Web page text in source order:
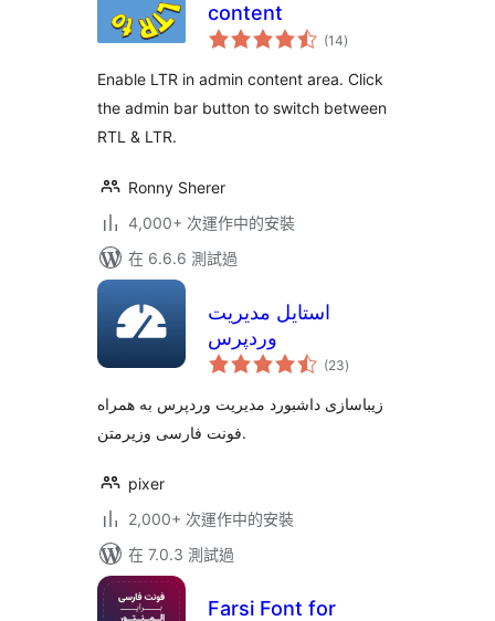
content
(14總
評)
Enable LTR in admin content area. Click
the admin bar button to switch between
RTL & LTR.
Ronny Sherer
4,000+ 次運作中的安裝
在 6.6.6 測試過
استایل مدیریت
وردپرس
(23總
評)
زیباسازی داشبورد مدیریت وردپرس به همراه
فونت فارسی وزیرمتن.
pixer
2,000+ 次運作中的安裝
在 7.0.3 測試過
Farsi Font for